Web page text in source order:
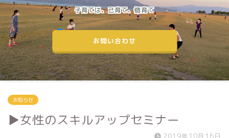
子育ては、己育て、個育て
お問い合わせ
お知らせ
▶︎女性のスキルアップセミナー
2019年10月16日